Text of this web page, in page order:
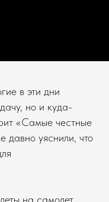
в эти дни
но и куда-
«Самые честные
давно уяснили, что
на самолет,